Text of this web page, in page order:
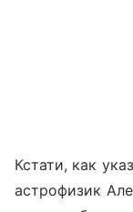
Кстати, как
астрофизик